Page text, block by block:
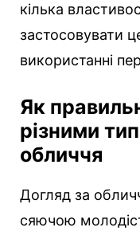
кілька
застосовувати
використанні
Як
різними
обличчя
Догляд за
сяючою